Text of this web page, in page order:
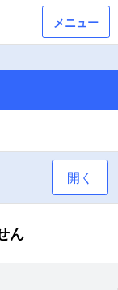
メニュー
開く
ん